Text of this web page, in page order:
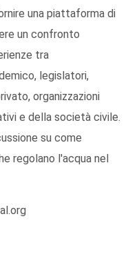
una piattaforma di
un confronto
tra
legislatori,
organizzazioni
e della società civile.
su come
regolano l'acqua nel